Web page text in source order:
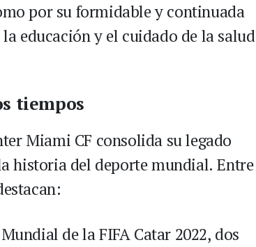
por su formidable y continuada
educación y el cuidado de la salud
tiempos
Miami CF consolida su legado
historia del deporte mundial. Entre
de la FIFA Catar 2022, dos